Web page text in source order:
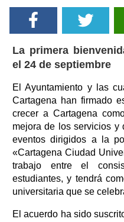
La primera
el 24 de septiembre
El Ayuntamiento y las
Cartagena han firmado
crecer a Cartagena
mejora de los servicios y
eventos dirigidos a la
«Cartagena Ciudad
trabajo entre el
estudiantes, y tendrá
universitaria que se
El acuerdo ha sido